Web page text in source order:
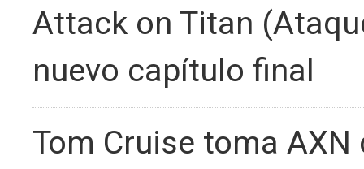
Attack on Titan
nuevo capítulo final
Tom Cruise toma